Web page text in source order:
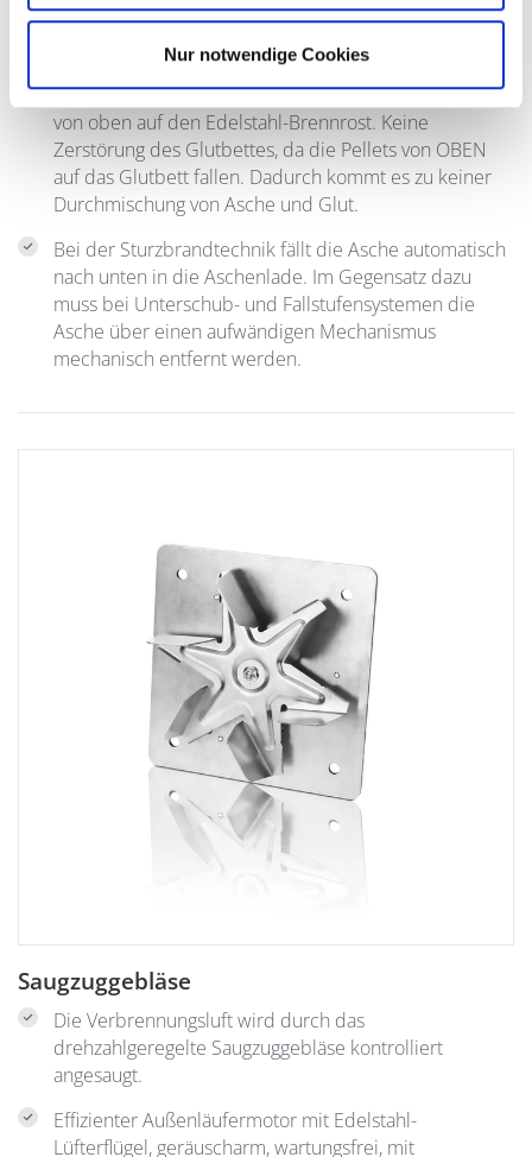
Nur notwendige Cookies
Edelstahl-Brennrost
Über die Einachs-Zellradschleuse fallen die Pellets
von oben auf den Edelstahl-Brennrost. Keine
Zerstörung des Glutbettes, da die Pellets von OBEN
auf das Glutbett fallen. Dadurch kommt es zu keiner
Durchmischung von Asche und Glut.
Bei der Sturzbrandtechnik fällt die Asche automatisch
nach unten in die Aschenlade. Im Gegensatz dazu
muss bei Unterschub- und Fallstufensystemen die
Asche über einen aufwändigen Mechanismus
mechanisch entfernt werden.
Saugzuggebläse
Die Verbrennungsluft wird durch das
drehzahlgeregelte Saugzuggebläse kontrolliert
angesaugt.
Effizienter Außenläufermotor mit Edelstahl-
Lüfterflügel, geräuscharm, wartungsfrei, mit